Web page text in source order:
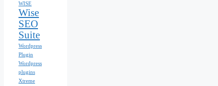
WISE
Wise
SEO
Suite
Wordpress
Plugin
Wordpress
plugins
Xtreme